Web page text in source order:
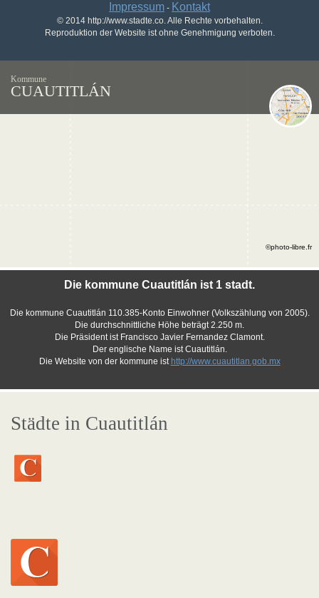
Impressum - Kontakt
© 2014 http://www.stadte.co. Alle Rechte vorbehalten.
Reproduktion der Website ist ohne Genehmigung verboten.
Kommune
CUAUTITLÁN
Die kommune Cuautitlán ist 1 stadt.
Die kommune Cuautitlán 110.385-Konto Einwohner (Volkszählung von 2005).
Die durchschnittliche Höhe beträgt 2.250 m.
Die Präsident ist Francisco Javier Fernandez Clamont.
Der englische Name ist Cuautitlán.
Die Website von der kommune ist http://www.cuautitlan.gob.mx
©photo-libre.fr
Städte in Cuautitlán